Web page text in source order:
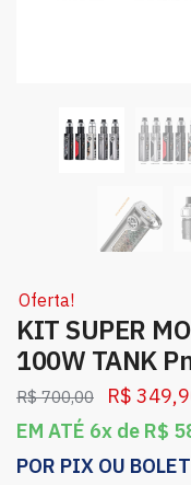
Oferta!
KIT SUPER
100W TANK
R$700,00 R$
EM ATÉ 6x de R$
POR PIX OU